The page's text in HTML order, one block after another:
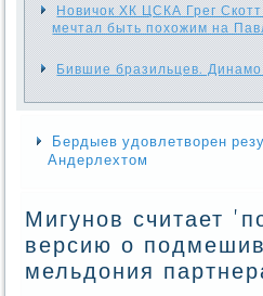
Новичок ХК ЦСКА Грег
мечтал быть похожим на
Бившие бразильцев.
Бердыев удовлетворен
Андерлехтом
Мигунов считает
версию о
мельдония